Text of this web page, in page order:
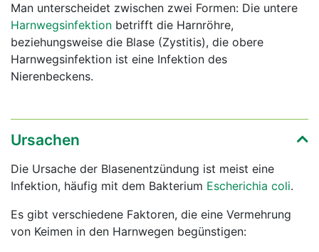
Man unterscheidet zwischen zwei Formen: Die untere
Harnwegsinfektion betrifft die Harnröhre,
beziehungsweise die Blase (Zystitis), die obere
Harnwegsinfektion ist eine Infektion des
Nierenbeckens.
Ursachen
Die Ursache der Blasenentzündung ist meist eine
Infektion, häufig mit dem Bakterium Escherichia coli.
Es gibt verschiedene Faktoren, die eine Vermehrung
von Keimen in den Harnwegen begünstigen: